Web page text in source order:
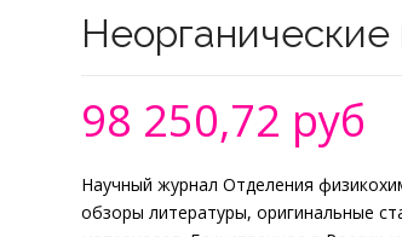
98 250,72 руб
Научный журнал Отделения
обзоры литературы, оригинальные